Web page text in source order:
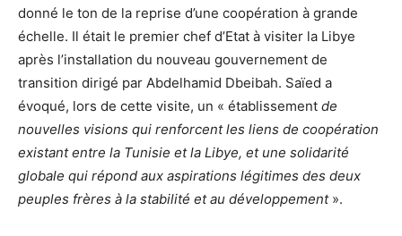
donné le ton de la reprise d’une coopération à grande
échelle. Il était le premier chef d’Etat à visiter la Libye
après l’installation du nouveau gouvernement de
transition dirigé par Abdelhamid Dbeibah. Saïed a
évoqué, lors de cette visite, un « établissement de
nouvelles visions qui renforcent les liens de coopération
existant entre la Tunisie et la Libye, et une solidarité
globale qui répond aux aspirations légitimes des deux
peuples frères à la stabilité et au développement».